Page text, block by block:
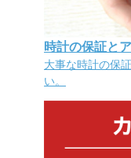
時計の保証と
大事な時計の保
い。